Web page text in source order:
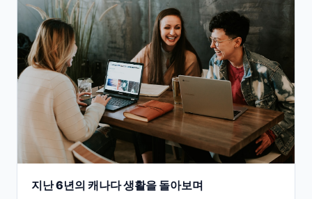
지난 6년의 캐나다 생활을 돌아보며